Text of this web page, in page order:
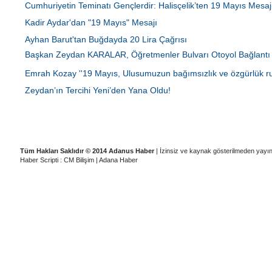
Cumhuriyetin Teminatı Gençlerdir: Halisçelik’ten 19 Mayıs
Kadir Aydar'dan "19 Mayıs" Mesajı
Ayhan Barut'tan Buğdayda 20 Lira Çağrısı
Başkan Zeydan KARALAR, Öğretmenler Bulvarı Otoyol
Emrah Kozay ''19 Mayıs, Ulusumuzun bağımsızlık ve özgürlük
Zeydan’ın Tercihi Yeni’den Yana Oldu!
Tüm Hakları Saklıdır © 2014 Adanus Haber | İzinsiz ve kaynak gösterilmeden
Haber Scripti : CM Bilişim | Adana Haber